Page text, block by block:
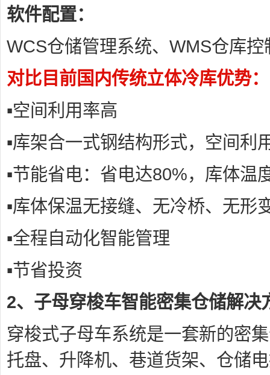
软件配置：
WCS仓储管理系统、WMS仓库
对比目前国内传统立体冷库优势：
▪空间利用率高
▪库架合一式钢结构形式，空间利
▪节能省电：省电达80%，库体温
▪库体保温无接缝、无冷桥、无形
▪全程自动化智能管理
▪节省投资
2、子母穿梭车智能密集仓储解决
穿梭式子母车系统是一套新的密
托盘、升降机、巷道货架、仓储